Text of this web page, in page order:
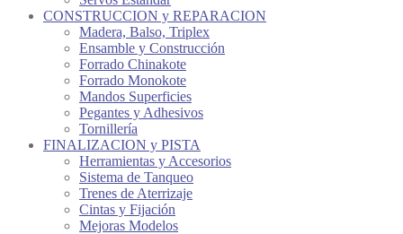
CONSTRUCCION y REPARACION
Madera, Balso, Triplex
Ensamble y Construcción
Forrado Chinakote
Forrado Monokote
Mandos Superficies
Pegantes y Adhesivos
Tornillería
FINALIZACION y PISTA
Herramientas y Accesorios
Sistema de Tanqueo
Trenes de Aterrizaje
Cintas y Fijación
Mejoras Modelos